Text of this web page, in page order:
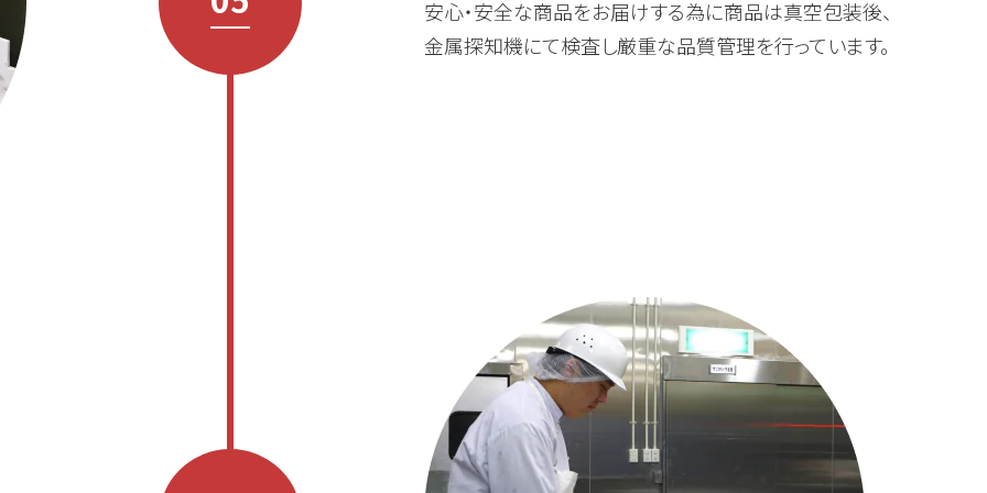
安心・安全な商品をお届けする為に商品は真空包装後、
金属探知機にて検査し厳重な品質管理を行っています。